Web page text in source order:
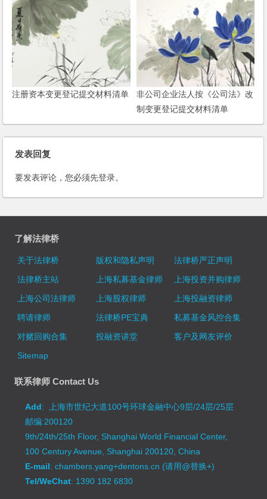
注册资本变更登记提交材料清单
非公司企业法人按《公司法》改
制变更登记提交材料清单
发表回复
要发表评论，您必须先登录。
了解法律桥
关于法律桥 版权和隐私声明
法律桥严正声明
法律桥主站
上海私募基金律师
上海投资并购律师
上海公司法律师
上海股权律师
上海投融资律师
聘请律师
法律桥PE宝典
私募基金风控合集
对赌回购合集
投融资讲堂
客户及网友评价
Sitemap
联系律师 Contact Us
Add: 上海市世纪大道100号环球金融中心9层/24层/25层
邮编:200120
9th/24th/25th Floor, Shanghai World Financial Center,
100 Century Avenue, Shanghai 200120, China
E-mail: chambers.yang+dentons.cn (请用@替换+)
Tel/WeChat: 1390 182 6830